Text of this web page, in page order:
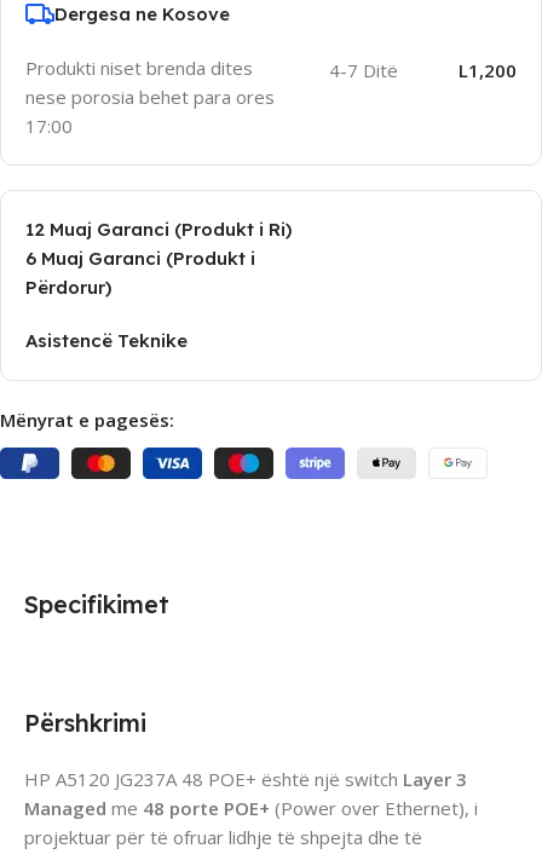
Dergesa ne Kosove
Produkti niset brenda dites
nese porosia behet para ores
17:00
4-7 Ditë L1,200
12 Muaj Garanci (Produkt i Ri)
6 Muaj Garanci (Produkt i
Përdorur)
Asistencë Teknike
Mënyrat e pagesës:
Përshkrimi
HP A5120 JG237A 48 POE+ është një switch Layer 3
Managed me 48 porte POE+ (Power over Ethernet), i
projektuar për të ofruar lidhje të shpejta dhe të
Specifikimet